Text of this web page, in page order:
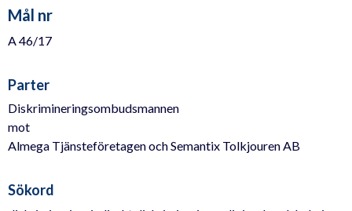
Mål nr
A 46/17
Parter
Diskrimineringsombudsmannen
mot
Almega Tjänsteföretagen och Semantix Tolkjouren AB
Sökord